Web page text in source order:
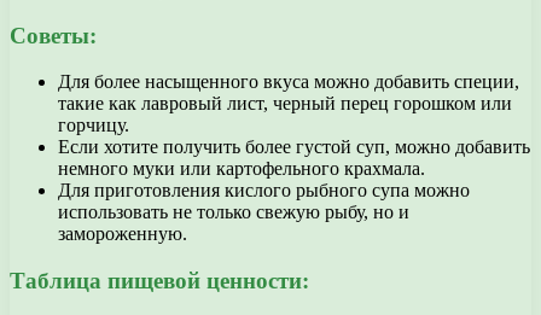
Советы:
Для более насыщенного вкуса можно добавить специи,
такие как лавровый лист, черный перец горошком или
горчицу.
Если хотите получить более густой суп, можно добавить
немного муки или картофельного крахмала.
Для приготовления кислого рыбного супа можно
использовать не только свежую рыбу, но и
замороженную.
Таблица пищевой ценности: